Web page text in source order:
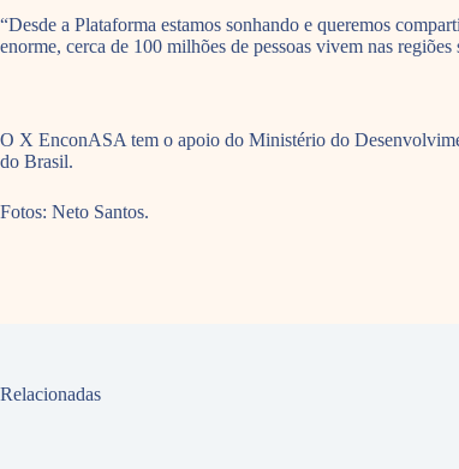
“Desde a Plataforma estamos sonhando e queremos
enorme, cerca de 100 milhões de pessoas vivem nas
O X EnconASA tem o apoio do Ministério do
do Brasil.
Fotos: Neto Santos.
Relacionadas